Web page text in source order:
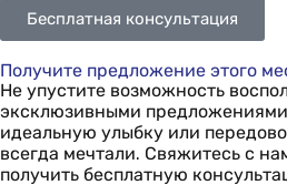
Бесплатная консультация
Получите предложение этого
Не упустите возможность
эксклюзивными предложениями
идеальную улыбку или
всегда мечтали. Свяжитесь с
получить бесплатную